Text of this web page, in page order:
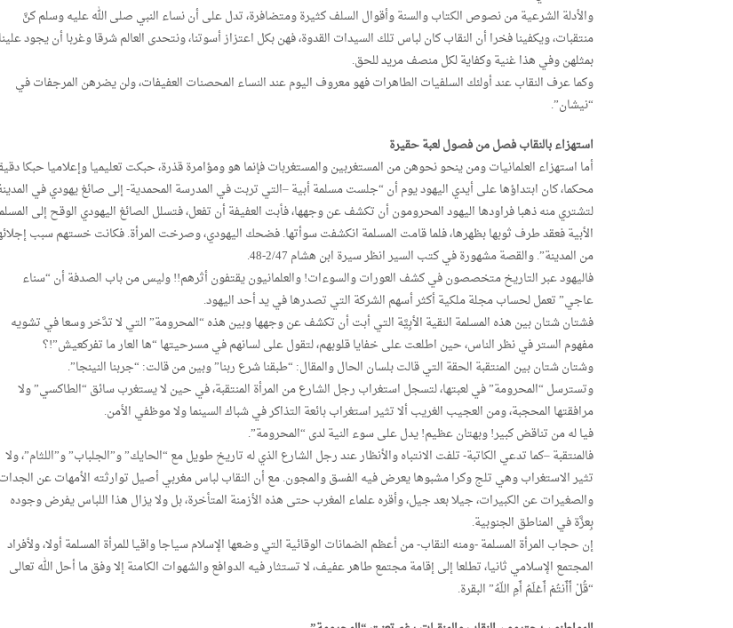
والأدلة الشرعية من نصوص الكتاب والسنة وأقوال السلف كثيرة ومتضافرة، تدل على أن نساء النبي صلى الله عليه وسلم كنَّ
منتقبات، ويكفينا فخرا أن النقاب كان لباس تلك السيدات القدوة، فهن بكل اعتزاز أسوتنا، ونتحدى العالم شرقا وغربا أن يجود علينا
بمثلهن وفي هذا غنية وكفاية لكل منصف مريد للحق.
وكما عرف النقاب عند أولئك السلفيات الطاهرات فهو معروف اليوم عند النساء المحصنات العفيفات، ولن يضرهن المرجفات في
“نيشان”.
استهزاء بالنقاب فصل من فصول لعبة حقيرة
أما استهزاء العلمانيات ومن ينحو نحوهن من المستغربين والمستغربات فإنما هو ومؤامرة قذرة، حبكت تعليميا وإعلاميا حبكا
محكما، كان ابتداؤها على أيدي اليهود يوم أن “جلست مسلمة أبية –التي تربت في المدرسة المحمدية- إلى صائغ يهودي في
لتشتري منه ذهبا فراودها اليهود المحرومون أن تكشف عن وجهها، فأبت العفيفة أن تفعل، فتسلل الصائغ اليهودي الوقح إلى
الأبية فعقد طرف ثوبها بظهرها، فلما قامت المسلمة انكشفت سوأتها. فضحك اليهودي، وصرخت المرأة. فكانت خستهم سبب
من المدينة”. والقصة مشهورة في كتب السير انظر سيرة ابن هشام 2/47-48.
فاليهود عبر التاريخ متخصصون في كشف العورات والسوءات! والعلمانيون يقتفون أثرهم!! وليس من باب الصدفة أن “سناء
عاجي” تعمل لحساب مجلة ملكية أكثر أسهم الشركة التي تصدرها في يد أحد اليهود.
فشتان شتان بين هذه المسلمة النقية الأبِيَّة التي أبت أن تكشف عن وجهها وبين هذه “المحرومة” التي لا تدَّخر وسعا في تشويه
مفهوم الستر في نظر الناس، حين اطلعت على خفايا قلوبهم، لتقول على لسانهم في مسرحيتها “ها العار ما تفركعيش”!؟
وشتان شتان بين المنتقبة الحقة التي قالت بلسان الحال والمقال: “طبقنا شرع ربنا” وبين من قالت: “جربنا النينجا”.
وتسترسل “المحرومة” في لعبتها، لتسجل استغراب رجل الشارع من المرأة المنتقبة، في حين لا يستغرب سائق “الطاكسي” ولا
مرافقتها المحجبة، ومن العجيب الغريب ألا تثير استغراب بائعة التذاكر في شباك السينما ولا موظفي الأمن.
فيا له من تناقض كبير! وبهتان عظيم! يدل على سوء النية لدى “المحرومة”.
فالمنتقبة –كما تدعي الكاتبة- تلفت الانتباه والأنظار عند رجل الشارع الذي له تاريخ طويل مع “الحايك” و”الجلباب” و”اللثام”، ولا
تثير الاستغراب وهي تلج وكرا مشبوها يعرض فيه الفسق والمجون. مع أن النقاب لباس مغربي أصيل توارثته الأمهات عن الجدات
والصغيرات عن الكبيرات، جيلا بعد جيل، وأقره علماء المغرب حتى هذه الأزمنة المتأخرة، بل ولا يزال هذا اللباس يفرض وجوده
بِعزَّة في المناطق الجنوبية.
إن حجاب المرأة المسلمة -ومنه النقاب- من أعظم الضمانات الوقائية التي وضعها الإسلام سياجا واقيا للمرأة المسلمة أولا، ولأفراد
المجتمع الإسلامي ثانيا، تطلعا إلى إقامة مجتمع طاهر عفيف، لا تستثار فيه الدوافع والشهوات الكامنة إلا وفق ما أحل الله تعالى
“قُلْ أَأَنتُمْ أَعْلَمُ أَمِ اللّهُ” البقرة.